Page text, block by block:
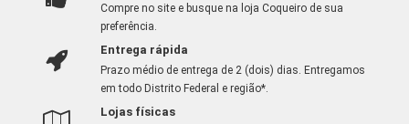
Compre no site e busque na loja Coqueiro de sua
preferência.
Entrega rápida
Prazo médio de entrega de 2 (dois) dias. Entregamos
em todo Distrito Federal e região*.
Lojas físicas